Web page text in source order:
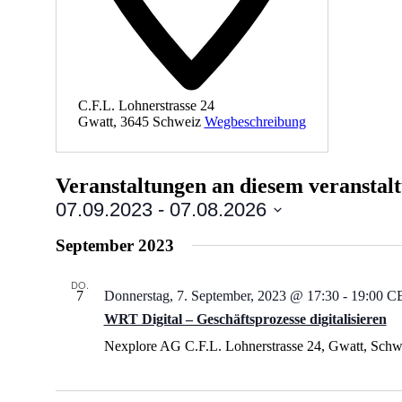
C.F.L. Lohnerstrasse 24
Gwatt, 3645 Schweiz Wegbeschreibung
Veranstaltungen an diesem
07.09.2023 - 07.08.2026
wählen.
September 2023
DO.
7
WRT Digital – Geschäftsprozesse digitalisieren
Donnerstag, 7. September, 2023 @ 17:30- 19:00
Nexplore AG C.F.L. Lohnerstrasse 24, Gwatt,